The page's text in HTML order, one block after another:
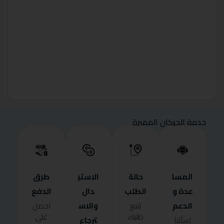
خدمة الحركان المميزة
المسا
عدة و
الدعم
إسألنا
حالة
الطلب
تتبع
طلبك
الاستب
دال
والاس
ترجاع
طرق
الدفع
احصل
على